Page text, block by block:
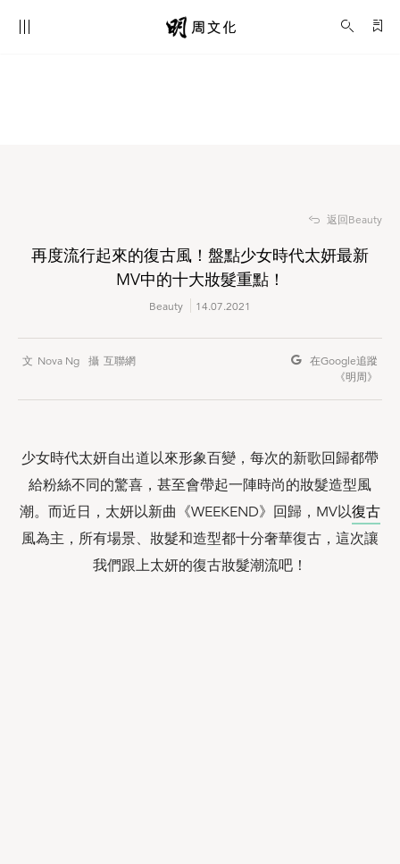
再度流行起來的復古風！盤點少女時代太妍最新MV中的十大妝髮重點！
返回Beauty
再度流行起來的復古風！盤點少女時代太妍最新
MV中的十大妝髮重點！
Beauty 14.07.2021
Nova Ng 互聯網 在Google追蹤
《明周》
少女時代太妍自出道以來形象百變，每次的新歌回歸都帶
給粉絲不同的驚喜，甚至會帶起一陣時尚的妝髮造型風
潮。而近日，太妍以新曲《WEEKEND》回歸，MV以復古
風為主，所有場景、妝髮和造型都十分奢華復古，這次讓
我們跟上太妍的復古妝髮潮流吧！